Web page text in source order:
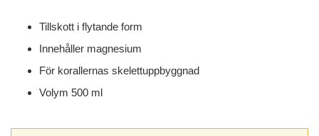
images
gallery
Tillskott i flytande form
Innehåller magnesium
För korallernas skelettuppbyggnad
Volym 500 ml